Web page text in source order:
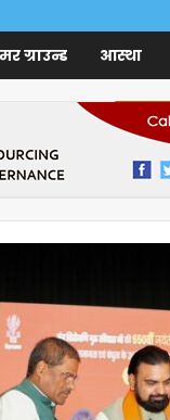
ग्राउन्ड आस्था